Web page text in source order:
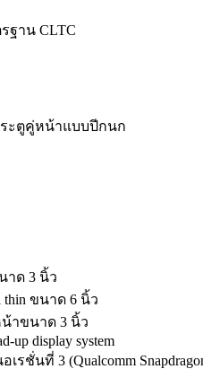
ฐาน CLTC
ะตูคู่หน้าแบบปีกนก
าด 3 นิ้ว
thin ขนาด 6 นิ้ว
าขนาด 3 นิ้ว
up display system
รชั่นที่ 3 (Qualcomm